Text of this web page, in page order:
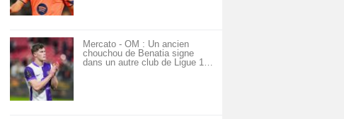
Mercato - OM : Un ancien
chouchou de Benatia signe
dans un autre club de Ligue 1…